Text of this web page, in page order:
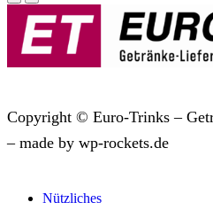
Copyright © Euro-Trinks –
– made by wp-rockets.de
Nützliches